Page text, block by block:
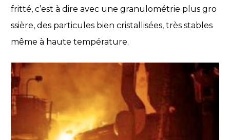
fritté, c’est à dire avec une granulométrie plus gro
ssière, des particules bien cristallisées, très stables
même à haute température.